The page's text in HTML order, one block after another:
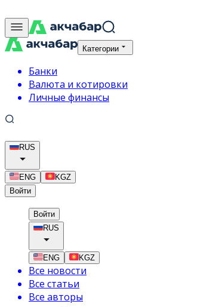
Категории
Банки
Валюта и котировки
Личные финансы
RUS
ENG
KGZ
Войти
Войти
RUS
ENG KGZ
Все новости
Все статьи
Все авторы